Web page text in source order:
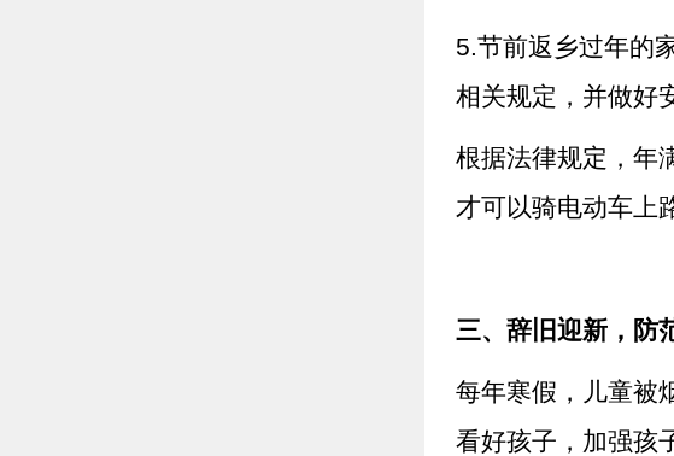
5.节前返乡过年的
相关规定，并做好
根据法律规定，年
才可以骑电动车上
三、辞旧迎新，防
每年寒假，儿童被
看好孩子，加强孩